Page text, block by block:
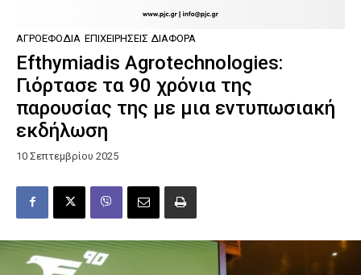
ΑΓΡΟΕΦΌΔΙΑ ΕΠΙΧΕΙΡΉΣΕΙΣ ΔΙΆΦΟΡΑ
Efthymiadis Agrotechnologies:
Γιόρτασε τα 90 χρόνια της
παρουσίας της με μια εντυπωσιακή
εκδήλωση
10 Σεπτεμβρίου 2025